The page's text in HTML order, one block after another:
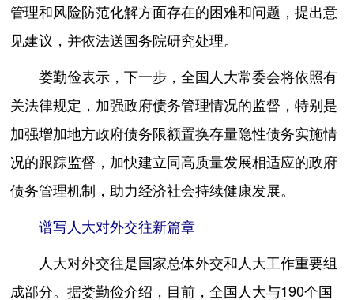
管理和风险防范化解方面存在的困难和问题，提出意
见建议，并依法送国务院研究处理。
娄勤俭表示，下一步，全国人大常委会将依照有
关法律规定，加强政府债务管理情况的监督，特别是
加强增加地方政府债务限额置换存量隐性债务实施情
况的跟踪监督，加快建立同高质量发展相适应的政府
债务管理机制，助力经济社会持续健康发展。
谱写人大对外交往新篇章
人大对外交往是国家总体外交和人大工作重要组
成部分。据娄勤俭介绍，目前，全国人大与190个国